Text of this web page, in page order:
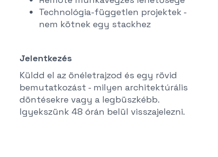
Technológia-független projektek -
nem kötnek egy stackhez
Jelentkezés
Küldd el az önéletrajzod és egy rövid
bemutatkozást - milyen architektúrális
döntésekre vagy a legbüszkébb.
Igyekszünk 48 órán belül visszajelezni.